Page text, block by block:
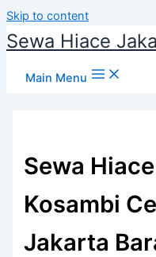
Skip to content
Sewa Hiace
Main Menu
Sewa
Kosambi
Jakarta